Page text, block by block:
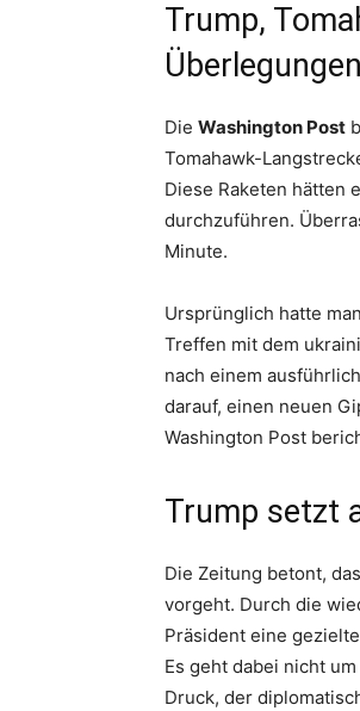
Trump,
Die Washington Post
Tomahawk-
Diese Raketen hätten
durchzuführen.
Minute.
Ursprünglich hatte
Treffen mit dem
nach einem
darauf, einen neuen
Washington Post
Trump setzt
Die Zeitung betont,
vorgeht. Durch die
Präsident eine
Es geht dabei nicht
Druck, der